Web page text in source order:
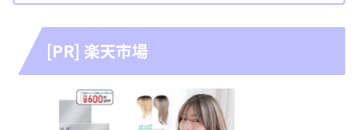
[PR] 楽天市場